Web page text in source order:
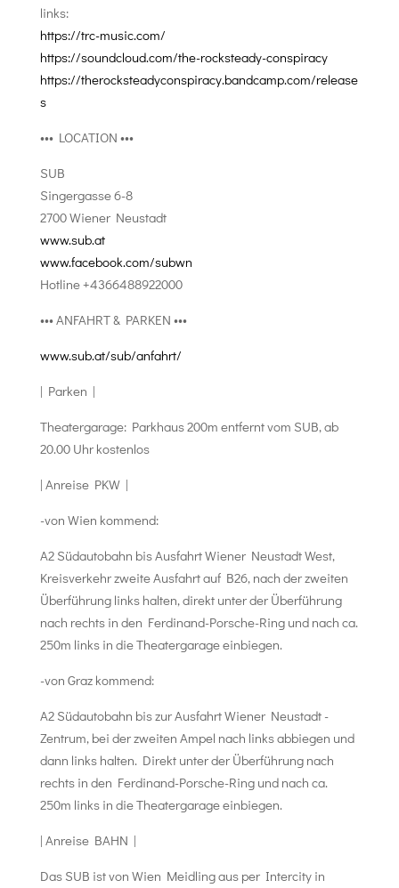
links:
https://trc-music.com/
https://soundcloud.com/the-rocksteady-conspiracy
https://therocksteadyconspiracy.bandcamp.com/release
s
••• LOCATION •••
SUB
Singergasse 6-8
2700 Wiener Neustadt
www.sub.at
www.facebook.com/subwn
Hotline +4366488922000
••• ANFAHRT & PARKEN •••
www.sub.at/sub/anfahrt/
| Parken |
Theatergarage: Parkhaus 200m entfernt vom SUB, ab
20.00 Uhr kostenlos
| Anreise PKW |
-von Wien kommend:
A2 Südautobahn bis Ausfahrt Wiener Neustadt West,
Kreisverkehr zweite Ausfahrt auf B26, nach der zweiten
Überführung links halten, direkt unter der Überführung
nach rechts in den Ferdinand-Porsche-Ring und nach ca.
250m links in die Theatergarage einbiegen.
-von Graz kommend:
A2 Südautobahn bis zur Ausfahrt Wiener Neustadt -
Zentrum, bei der zweiten Ampel nach links abbiegen und
dann links halten. Direkt unter der Überführung nach
rechts in den Ferdinand-Porsche-Ring und nach ca.
250m links in die Theatergarage einbiegen.
| Anreise BAHN |
Das SUB ist von Wien Meidling aus per Intercity in